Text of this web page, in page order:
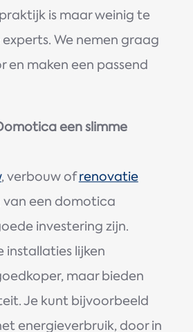
is maar weinig te
We nemen graag
en maken een passend
een slimme
, verbouw of renovatie
van een domotica
investering zijn.
installaties lijken
maar bieden
Je kunt bijvoorbeeld
energieverbruik, door in